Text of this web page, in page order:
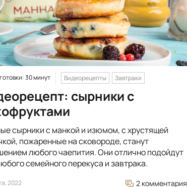
30 минут Видеорецепты Завтраки
сырники с
сырники с манкой и изюмом, с хрустящей
пожаренные на сковороде, станут
любого чаепития. Они отлично подойдут
семейного перекуса и завтрака.
2022 2 комментария